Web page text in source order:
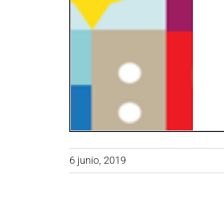
6 junio, 2019